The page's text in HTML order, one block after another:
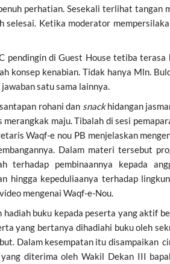
perhatian. Sesekali terlihat tangan
selesai. Ketika moderator
pendingin di Guest House tetiba
konsep kenabian. Tidak hanya Mln.
satu sama lainnya.
rohani dan snackhidangan
maju. Tibalah di sesi
Waqf-e nou PB menjelaskan
Dalam materi tersebut
terhadap pembinaannya kepada
hingga kepeduliaanya terhadap
mengenai Waqf-e-Nou.
hadiah buku kepada peserta yang aktif
yang bertanya dihadiahi buku oleh
Dalam kesempatan itu disampaikan
diterima oleh Wakil Dekan III